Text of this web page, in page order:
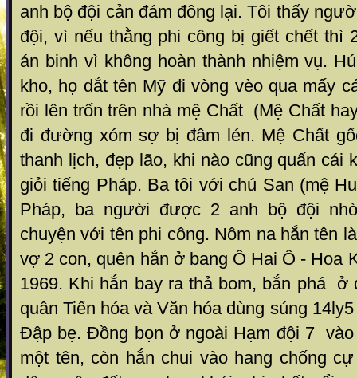
anh bộ đội cản đám đông lại. Tôi thấy
đội, vì nếu thằng phi công bị giết chết thì
án binh vì không hoàn thành nhiệm vụ.
kho, họ dắt tên Mỹ đi vòng vèo qua mấy
rồi lên trốn trên nhà mệ Chất (Mệ Chất
đi đường xóm sợ bị đâm lén. Mệ Chất
thanh lịch, đẹp lão, khi nào cũng quấn cái
giỏi tiếng Pháp. Ba tôi với chú San (mệ
Pháp, ba người được 2 anh bộ đội
chuyện với tên phi công. Nôm na hắn tên
vợ 2 con, quên hắn ở bang Ô Hai Ô - Hoa
1969. Khi hắn bay ra thả bom, bắn phá ở
quân Tiến hóa và Văn hóa dùng súng
Đập bẹ. Đồng bọn ở ngoài Hạm đội 7
một tên, còn hắn chui vào hang chống